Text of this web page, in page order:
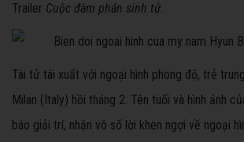
Trailer Cuộc đàm phán sinh tử.
Tài tử tái xuất với ngoại hình phong độ, trẻ
Milan (Italy) hồi tháng 2. Tên tuổi và hình ảnh
báo giải trí, nhận vô số lời khen ngợi về ngoại